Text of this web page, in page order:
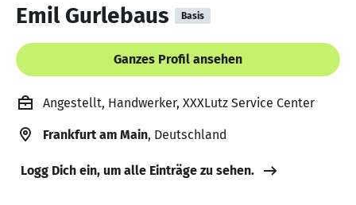
Emil Gurlebaus Basis
Ganzes Profil ansehen
Angestellt, Handwerker, XXXLutz Service Center
Frankfurt am Main, Deutschland
Logg Dich ein, um alle Einträge zu sehen.